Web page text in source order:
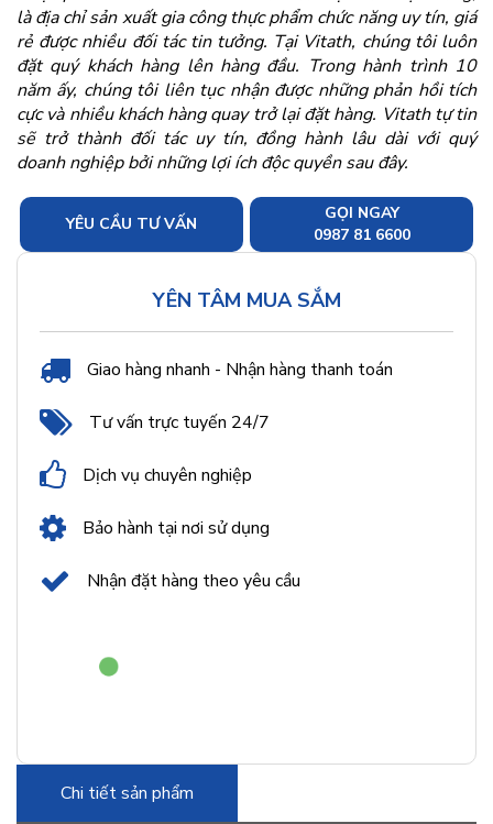
là địa chỉ sản xuất gia công thực phẩm chức năng uy tín, giá
rẻ được nhiều đối tác tin tưởng. Tại Vitath, chúng tôi luôn
đặt quý khách hàng lên hàng đầu. Trong hành trình 10
năm ấy, chúng tôi liên tục nhận được những phản hồi tích
cực và nhiều khách hàng quay trở lại đặt hàng. Vitath tự tin
sẽ trở thành đối tác uy tín, đồng hành lâu dài với quý
doanh nghiệp bởi những lợi ích độc quyền sau đây.
YÊU CẦU TƯ VẤN
GỌI NGAY
0987 81 6600
YÊN TÂM MUA SẮM
Giao hàng nhanh - Nhận hàng thanh toán
Tư vấn trực tuyến 24/7
Dịch vụ chuyên nghiệp
Bảo hành tại nơi sử dụng
Nhận đặt hàng theo yêu cầu
Chi tiết sản phẩm